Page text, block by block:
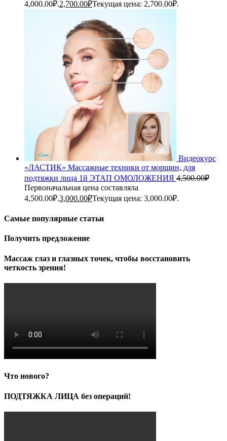
4,000.00₽.2,700.00₽Текущая цена: 2,700.00₽.
Видеокурс
«ЛАСТИК» Массажные техники от морщин, для
подтяжки лица 1й ЭТАП ОМОЛОЖЕНИЯ 4,500.00₽
Первоначальная цена составляла
4,500.00₽.3,000.00₽Текущая цена: 3,000.00₽.
Самые популярные статьи
Получить предложение
Массаж глаз и глазных точек, чтобы восстановить
четкость зрения!
Что нового?
ПОДТЯЖКА ЛИЦА без операций!